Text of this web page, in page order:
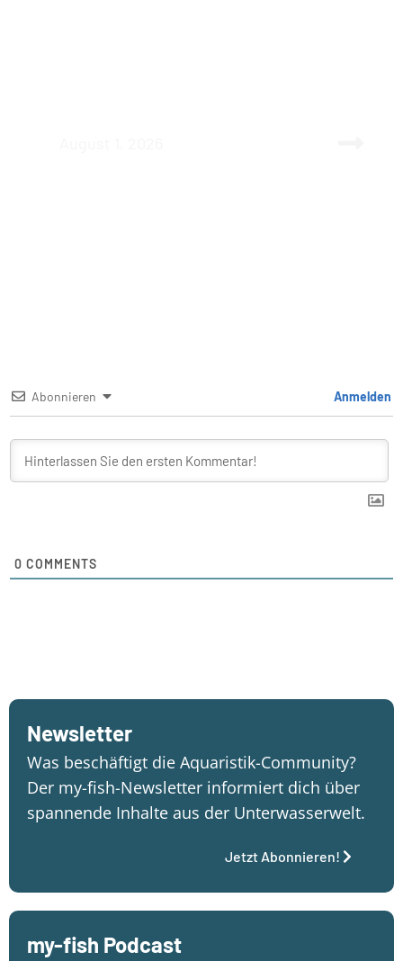
Abonnieren Anmelden
0 COMMENTS
Newsletter
Was beschäftigt die Aquaristik-Community?
Der my-fish-Newsletter informiert dich über
spannende Inhalte aus der Unterwasserwelt.
Jetzt Abonnieren!
my-fish Podcast